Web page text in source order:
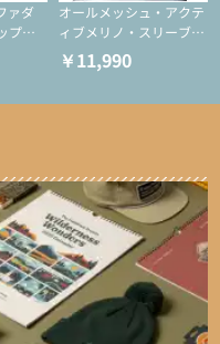
ァダ
プド
ブ
ン
オールメッシュ・アクテ
ィブメリノ・スリーブレ
ス
￥11,990